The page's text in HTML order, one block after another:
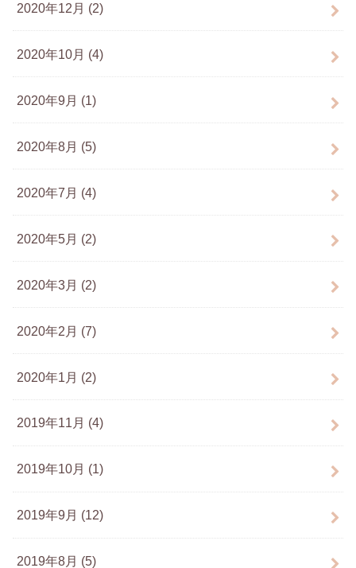
2020年12月 (2)
2020年10月 (4)
2020年9月 (1)
2020年8月 (5)
2020年7月 (4)
2020年5月 (2)
2020年3月 (2)
2020年2月 (7)
2020年1月 (2)
2019年11月 (4)
2019年10月 (1)
2019年9月 (12)
2019年8月 (5)